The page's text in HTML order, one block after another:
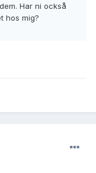
Har ni också
hos mig?